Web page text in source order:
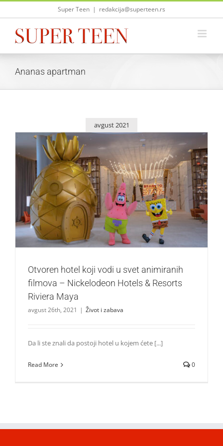
Skip
Super Teen | redakcija@superteen.rs
Ananas apartman
avgust 2021
Otvoren hotel koji vodi u svet animiranih filmova –
Nickelodeon Hotels & Resorts Riviera Maya
Život i zabava
Otvoren hotel koji vodi u svet animiranih
filmova – Nickelodeon Hotels & Resorts
Riviera Maya
avgust 26th, 2021 | Život i zabava
Da li ste znali da postoji hotel u kojem ćete [...]
Read More 0